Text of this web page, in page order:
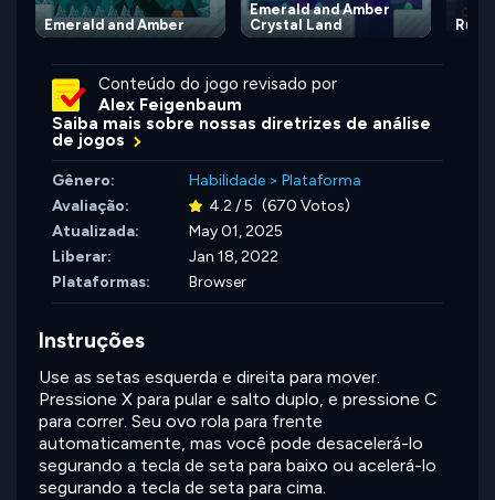
Emerald and Amber
Emerald and Amber
Crystal Land
Conteúdo do jogo revisado por
Alex Feigenbaum
Saiba mais sobre nossas diretrizes de análise
de jogos
Gênero: Habilidade > Plataforma
Avaliação:
4.2 / 5 (670 Votos)
Atualizada:
May 01, 2025
Liberar:
Jan 18, 2022
Plataformas:
Browser
Instruções
Use as setas esquerda e direita para mover.
Pressione X para pular e salto duplo, e pressione C
para correr. Seu ovo rola para frente
automaticamente, mas você pode desacelerá-lo
segurando a tecla de seta para baixo ou acelerá-lo
segurando a tecla de seta para cima.